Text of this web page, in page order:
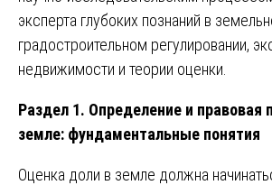
эксперта глубоких познаний в
градостроительном регулировании,
недвижимости и теории оценки.
Раздел 1. Определение и правовая
земле: фундаментальные понятия
Оценка доли в земле должна